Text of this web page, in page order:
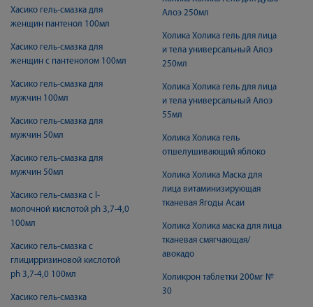
Хасико гель-смазка для
женщин пантенол 100мл
Хасико гель-смазка для
женщин с пантенолом 100мл
Хасико гель-смазка для
мужчин 100мл
Хасико гель-смазка для
мужчин 50мл
Хасико гель-смазка для
мужчин 50мл
Хасико гель-смазка с l-
молочной кислотой ph 3,7-4,0
100мл
Хасико гель-смазка с
глицирризиновой кислотой
ph 3,7-4,0 100мл
Хасико гель-смазка
Алоэ 250мл
Холика Холика гель для лица
и тела универсальный Алоэ
250мл
Холика Холика гель для лица
и тела универсальный Алоэ
55мл
Холика Холика гель
отшелушивающий яблоко
Холика Холика Маска для
лица витаминизирующая
тканевая Ягоды Асаи
Холика Холика маска для лица
тканевая смягчающая/
авокадо
Холикрон таблетки 200мг №
30